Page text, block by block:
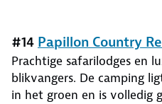
#14 Papillon Country
Prachtige safarilodges en
blikvangers. De camping
in het groen en is volledig